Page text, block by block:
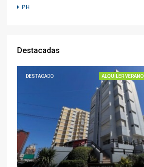
PH
Destacadas
DESTACADO ALQUILER